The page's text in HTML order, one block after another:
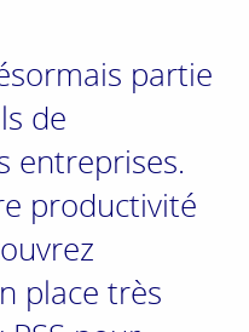
partie
de
entreprises.
productivité
place très